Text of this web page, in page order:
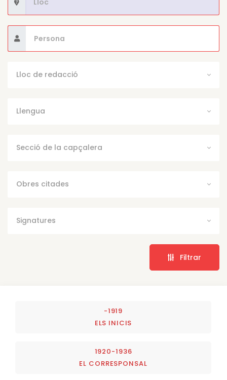
Lloc de redacció
Llengua
Secció de la capçalera
Obres citades
Signatures
Filtrar
-1919
ELS INICIS
1920-1936
EL CORRESPONSAL